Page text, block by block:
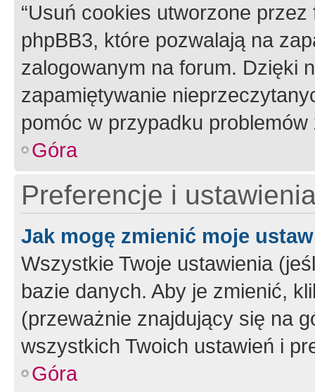
“Usuń cookies utworzone
phpBB3, które pozwalają na
zalogowanym na forum. Dzięki
zapamiętywanie
pomóc w przypadku
Góra
Preferencje i
Jak mogę zmienić moje
Wszystkie Twoje ustawienia
bazie danych. Aby je zmienić,
(przeważnie znajdujący się na
wszystkich Twoich ustawień i
Góra